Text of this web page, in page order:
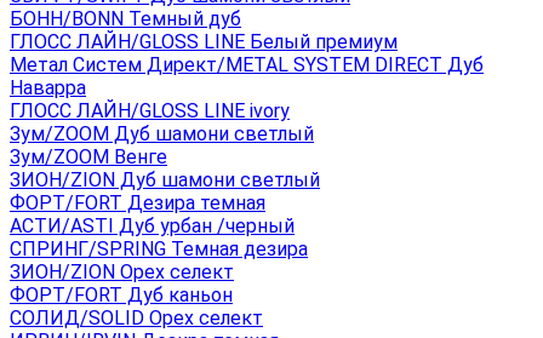
БОНН/BONN Темный дуб
ГЛОСС ЛАЙН/GLOSS LINE Белый премиум
Метал Систем Директ/METAL SYSTEM DIRECT Дуб
Наварра
ГЛОСС ЛАЙН/GLOSS LINE ivory
Зум/ZOOM Дуб шамони светлый
Зум/ZOOM Венге
ЗИОН/ZION Дуб шамони светлый
ФОРТ/FORT Дезира темная
АСТИ/ASTI Дуб урбан /черный
СПРИНГ/SPRING Темная дезира
ЗИОН/ZION Орех селект
ФОРТ/FORT Дуб каньон
СОЛИД/SOLID Орех селект